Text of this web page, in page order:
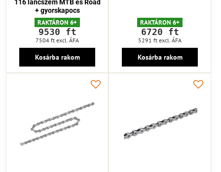
116 láncszem MTB és Road
+ gyorskapocs
RAKTÁRON 6+
9530 ft
7504 ft excl. ÁFA
Kosárba rakom
RAKTÁRON 6+
6720 ft
5291 ft excl. ÁFA
Kosárba rakom